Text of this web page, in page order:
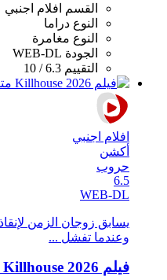
القسم
افلام اجنبي
النوع دراما
النوع مغامرة
الجودة WEB-DL
التقييم 6.3 / 10
افلام اجنبي
أكشن
حروب
6.5
WEB-DL
يسابق زوجان الزمن
وعندما تفشل ...
فيلم Killhouse 2026 مترجم HD